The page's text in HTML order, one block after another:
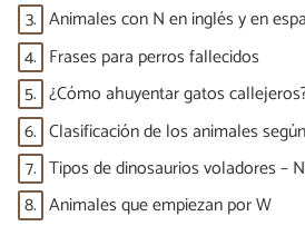
3. Animales con N en inglés y en
4. Frases para perros fallecidos
5. ¿Cómo ahuyentar gatos
6. Clasificación de los animales
7. Tipos de dinosaurios voladores –
8. Animales que empiezan por W